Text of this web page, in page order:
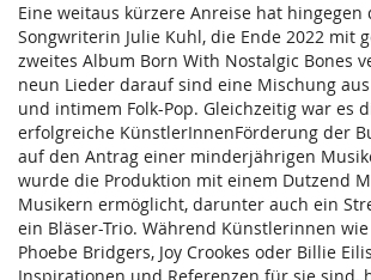
Eine weitaus kürzere Anreise hat
Songwriterin Julie Kuhl, die Ende 2022 mit
zweites Album Born With Nostalgic Bones
neun Lieder darauf sind eine Mischung
und intimem Folk-Pop. Gleichzeitig war es
erfolgreiche KünstlerInnenFörderung der
auf den Antrag einer minderjährigen
wurde die Produktion mit einem Dutzend
Musikern ermöglicht, darunter auch ein
ein Bläser-Trio. Während Künstlerinnen wie
Phoebe Bridgers, Joy Crookes oder Billie